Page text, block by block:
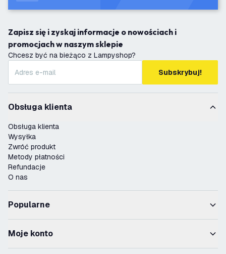
Zapisz się i zyskaj informacje o nowościach i
promocjach w naszym sklepie
Chcesz być na bieżąco z Lampyshop?
Subskrybuj!
Obsługa klienta
Obsługa klienta
Wysyłka
Zwróć produkt
Metody płatności
Refundacje
O nas
Popularne
Moje konto